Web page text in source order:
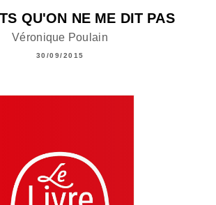
QU'ON NE ME DIT PAS
Véronique Poulain
30/09/2015